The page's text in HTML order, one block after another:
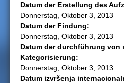
h
i
e
r
Datum der Erstellung des
Donnerstag, Oktober 3, 2013
Datum der Findung:
Donnerstag, Oktober 3, 2013
Datum der durchführung von
Kategorisierung:
Donnerstag, Oktober 3, 2013
Datum izvršenja